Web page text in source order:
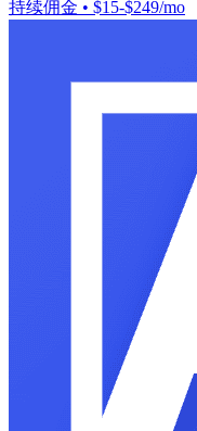
持续佣金 • $15-$249/mo